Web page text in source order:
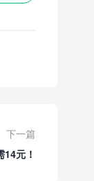
下一篇
元！